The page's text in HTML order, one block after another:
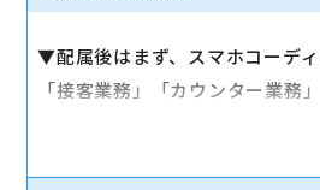
▼配属後はまず、スマホコーデ
「接客業務」「カウンター業務
▼経験を積んだ後は、副店長そ
「スタッフの育成」「シフト管